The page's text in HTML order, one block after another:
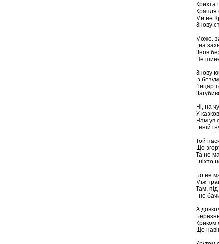
Крихта
Крапля
Ми не
Знову
Може,
І на
Знов
Не
Знову
Із
Лицар
Ні, на
У
Нам ув
Геній
Той
Що
Та не
І ніхто
Бо не
Між
Там,
І не
А
Криком
Що